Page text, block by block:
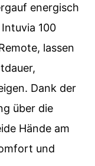
energisch
100
lassen
Dank der
über die
Hände am
und